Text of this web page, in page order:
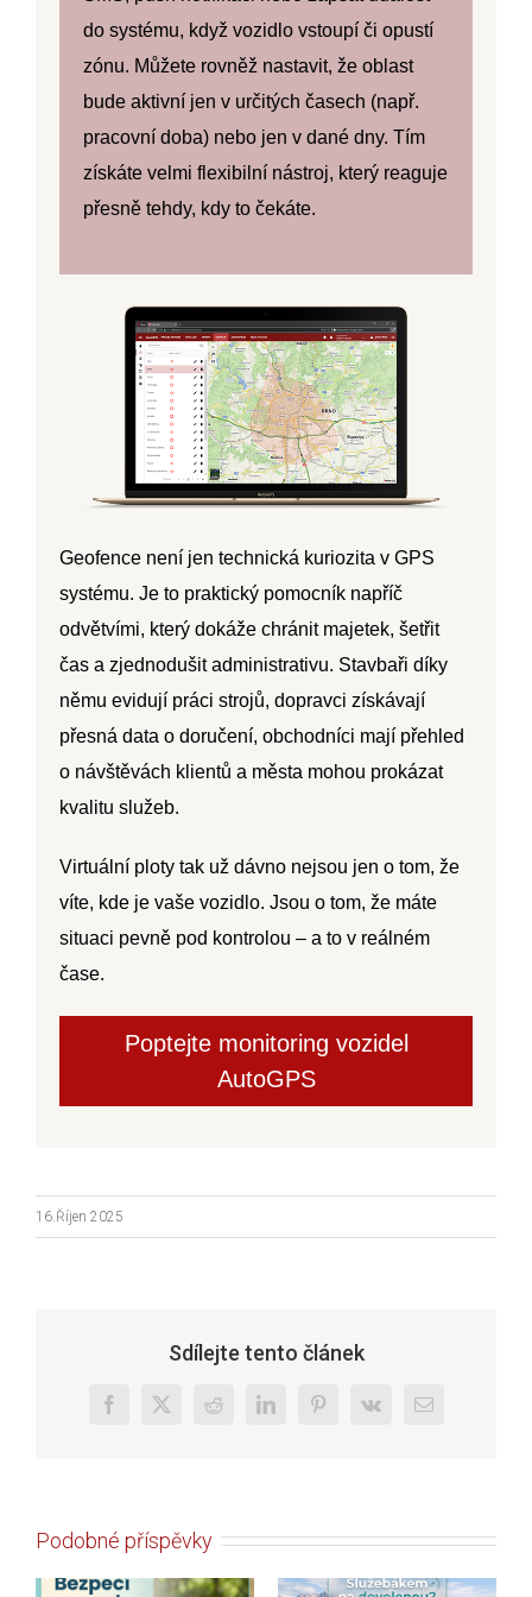
do systému, když vozidlo vstoupí či opustí
zónu. Můžete rovněž nastavit, že oblast
bude aktivní jen v určitých časech (např.
pracovní doba) nebo jen v dané dny. Tím
získáte velmi flexibilní nástroj, který reaguje
přesně tehdy, kdy to čekáte.
Geofence není jen technická kuriozita v GPS
systému. Je to praktický pomocník napříč
odvětvími, který dokáže chránit majetek, šetřit
čas a zjednodušit administrativu. Stavbaři díky
němu evidují práci strojů, dopravci získávají
přesná data o doručení, obchodníci mají přehled
o návštěvách klientů a města mohou prokázat
kvalitu služeb.
Virtuální ploty tak už dávno nejsou jen o tom, že
víte, kde je vaše vozidlo. Jsou o tom, že máte
situaci pevně pod kontrolou – a to v reálném
čase.
Poptejte monitoring vozidel
AutoGPS
16.Říjen 2025
Sdílejte tento článek
Facebook
X RedditLinkedInPinterest
Vk
E-
Podobné příspěvky